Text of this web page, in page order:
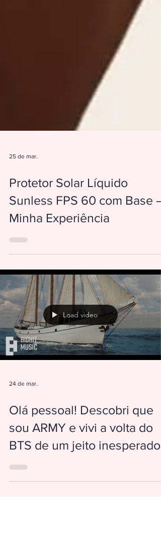
Protetor Solar Líquido
Sunless FPS 60 com Base –
Minha Experiência
24 de mar.
Olá pessoal! Descobri que
sou ARMY e vivi a volta do
BTS de um jeito inesperado